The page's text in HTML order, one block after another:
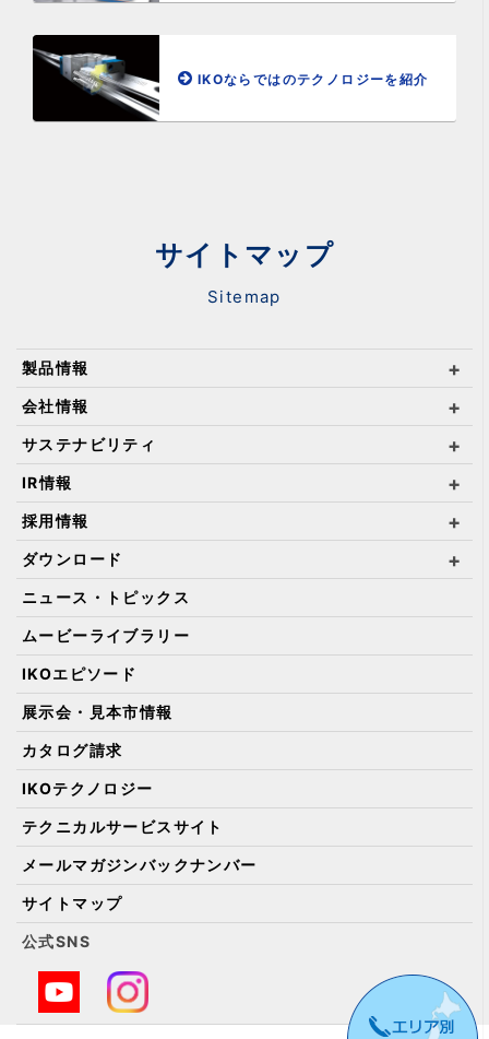
IKOならではのテクノロジーを紹介
サイトマップ
Sitemap
製品情報
会社情報
サステナビリティ
IR情報
採用情報
ダウンロード
ニュース・トピックス
ムービーライブラリー
IKOエピソード
展示会・見本市情報
カタログ請求
IKOテクノロジー
テクニカルサービスサイト
メールマガジンバックナンバー
サイトマップ
公式SNS